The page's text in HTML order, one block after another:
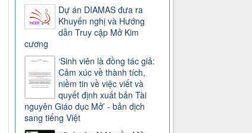
Dự án DIAMAS đưa ra
Khuyến nghị và Hướng
dẫn Truy cập Mở Kim
cương
‘Sinh viên là đồng tác giả:
Cảm xúc về thành tích,
niềm tin về việc viết và
quyết định xuất bản Tài
nguyên Giáo dục Mở’ - bản dịch
sang tiếng Việt